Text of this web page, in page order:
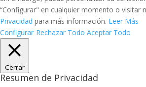
“Configurar" en cualquier momento o visitar
Privacidad para más información. Leer Más
Configurar Rechazar Todo Aceptar Todo
Cerrar
Resumen de Privacidad